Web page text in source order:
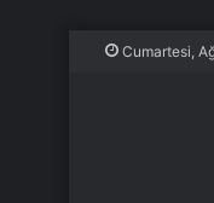
Cumartesi,